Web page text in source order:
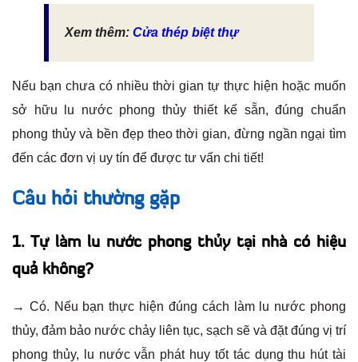
Xem thêm: Cửa thép biệt thự
Nếu bạn chưa có nhiều thời gian tự thực hiện hoặc muốn
sở hữu lu nước phong thủy thiết kế sẵn, đúng chuẩn
phong thủy và bền đẹp theo thời gian, đừng ngần ngại tìm
đến các đơn vị uy tín để được tư vấn chi tiết!
Câu hỏi thường gặp
1. Tự làm lu nước phong thủy tại nhà có hiệu
quả không?
→ Có. Nếu bạn thực hiện đúng cách làm lu nước phong
thủy, đảm bảo nước chảy liên tục, sạch sẽ và đặt đúng vị trí
phong thủy, lu nước vẫn phát huy tốt tác dụng thu hút tài